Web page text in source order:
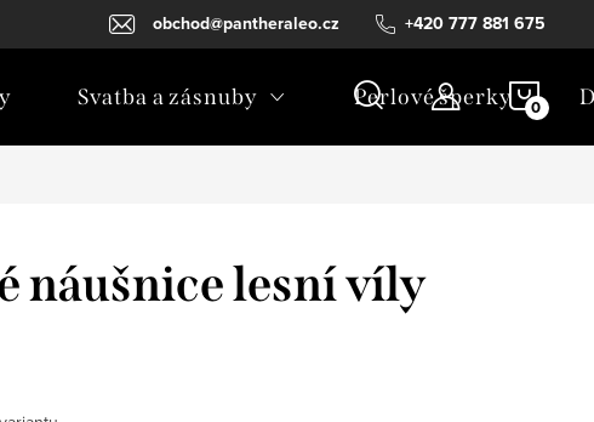
+420 777 881 675
obchod@pantheraleo.cz
Svatba a zásnuby Perlové šperky
náušnice lesní víly